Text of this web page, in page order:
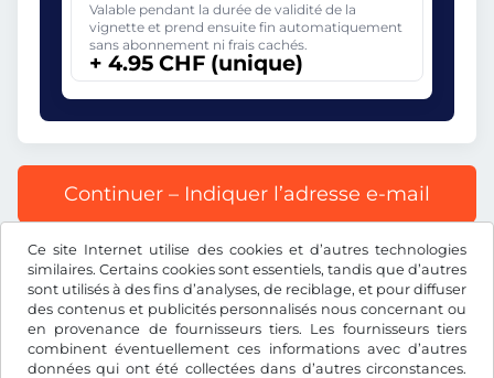
Ce site Internet utilise des cookies et d’autres technologies
similaires. Certains cookies sont essentiels, tandis que d’autres
sont utilisés à des fins d’analyses, de reciblage, et pour diffuser
des contenus et publicités personnalisés nous concernant ou
en provenance de fournisseurs tiers. Les fournisseurs tiers
combinent éventuellement ces informations avec d’autres
données qui ont été collectées dans d’autres circonstances.
Valable pendant la durée de validité de la
vignette et prend ensuite fin automatiquement
sans abonnement ni frais cachés.
+ 4.95 CHF (unique)
Continuer – Indiquer l’adresse e-mail
Tous les prix s’entendent TVA incluse.
CHF